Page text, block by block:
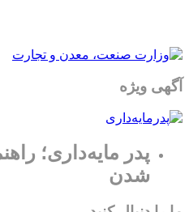
آگهی ویژه
پدر مایه‌داری؛
شدن